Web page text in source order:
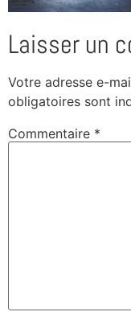
Laisser un
Votre adresse e-
obligatoires sont
Commentaire *